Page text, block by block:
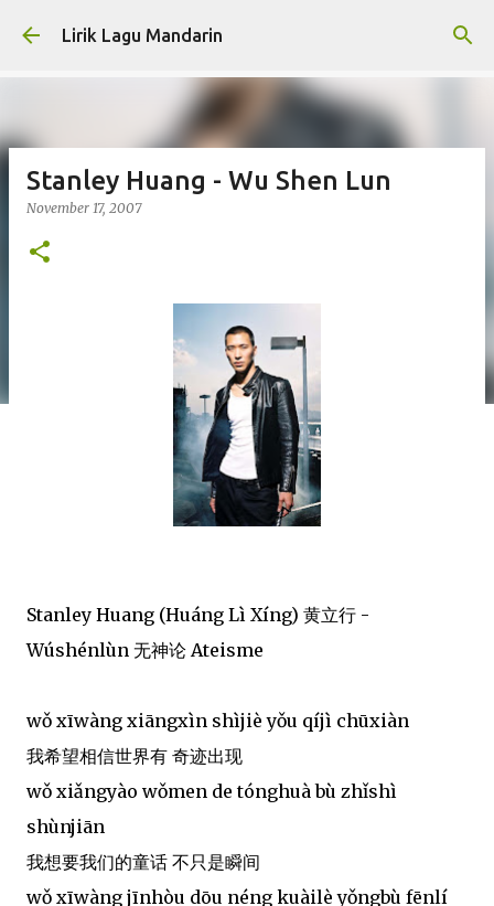
Skip to main content
Lirik Lagu Mandarin
Stanley Huang - Wu Shen Lun
November 17, 2007
Stanley Huang (Huáng Lì Xíng) 黄立行 -
Wúshénlùn 无神论 Ateisme
wǒ xīwàng xiāngxìn shìjiè yǒu qíjì chūxiàn
我希望相信世界有 奇迹出现
wǒ xiǎngyào wǒmen de tónghuà bù zhǐshì
shùnjiān
我想要我们的童话 不只是瞬间
wǒ xīwàng jīnhòu dōu néng kuàilè yǒngbù fēnlí